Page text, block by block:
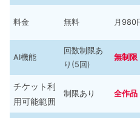
料金 無料 月980
AI機能
回数制限あ
り(5回)
無制限
チケット利
用可能範囲
制限あり 全作品